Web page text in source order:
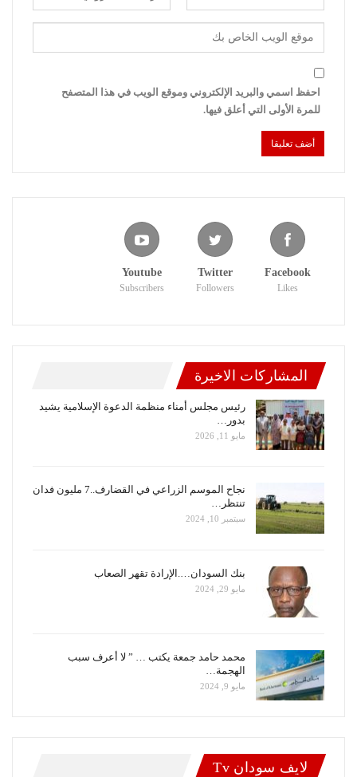
احفظ اسمي والبريد الإلكتروني وموقع الويب في هذا المتصفح
للمرة الأولى التي أعلق فيها.
Facebook
Likes
Twitter
Followers
Youtube
Subscribers
المشاركات الاخيرة
رئيس مجلس أمناء منظمة الدعوة الإسلامية يشيد
بدور…
مايو 11, 2026
نجاح الموسم الزراعي في القضارف..7 مليون فدان
تنتظر…
سبتمبر 10, 2024
بنك السودان….الإرادة تقهر الصعاب
مايو 29, 2024
محمد حامد جمعة يكتب … ” لا أعرف سبب
الهجمة…
مايو 9, 2024
لايف سودان Tv